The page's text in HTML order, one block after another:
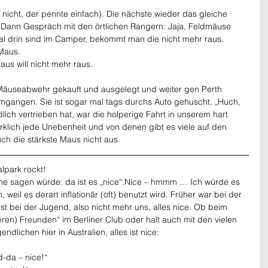
der pennte einfach). Die nächste wieder das gleiche
Gespräch mit den örtlichen Rangern: Jaja, Feldmäuse
drin sind im Camper, bekommt man die nicht mehr raus.
will nicht mehr raus.
gekauft und ausgelegt und weiter gen Perth
Sie ist sogar mal tags durchs Auto gehuscht. „Huch,
vertrieben hat, war die holperige Fahrt in unserem hart
jede Unebenheit und von denen gibt es viele auf den
die stärkste Maus nicht aus.
rockt!
sagen würde: da ist es „nice“.Nice – hmmm … Ich würde es
weil es derart inflationär (oft) benutzt wird. Früher war bei der
bei der Jugend, also nicht mehr uns, alles nice. Ob beim
Freunden“ im Berliner Club oder halt auch mit den vielen
hier in Australien, alles ist nice:
da – nice!“